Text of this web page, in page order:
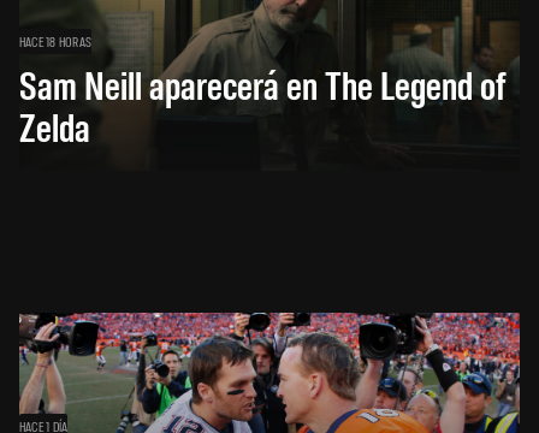
HACE 18 HORAS
Sam Neill aparecerá en The Legend of
Zelda
HACE 1 DÍA